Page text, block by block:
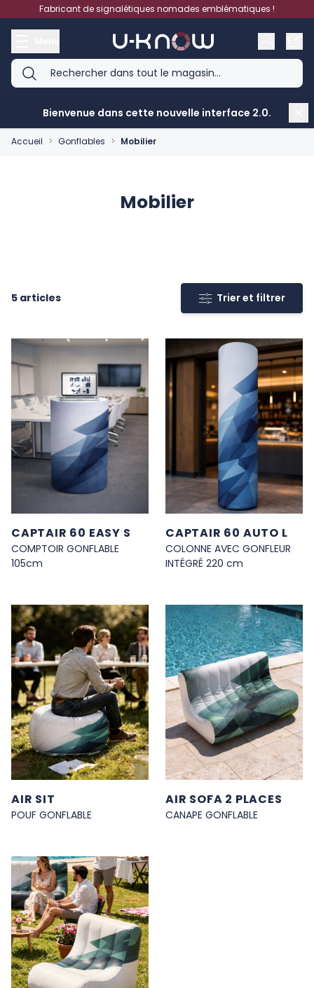
Aller au contenuFabricant de signalétiques nomades emblématiques !
UKNOW
Bienvenue dans cette nouvelle interface 2.0.
Accueil > Gonflables > Mobilier
Mobilier
5 articles Trier et filtrer
CAPTAIR 60 EASY S
COMPTOIR GONFLABLE
105cm
CAPTAIR 60 AUTO L
COLONNE AVEC GONFLEUR
INTÉGRÉ 220 cm
AIR SIT
POUF GONFLABLE
AIR SOFA 2 PLACES
CANAPE GONFLABLE